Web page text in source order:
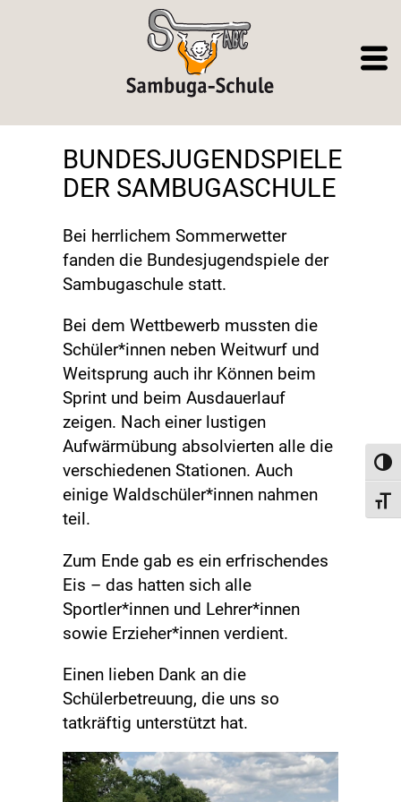
BUNDESJUGENDSPIELE
DER SAMBUGASCHULE
Bei herrlichem Sommerwetter
fanden die Bundesjugendspiele der
Sambugaschule statt.
Bei dem Wettbewerb mussten die
Schüler*innen neben Weitwurf und
Weitsprung auch ihr Können beim
Sprint und beim Ausdauerlauf
zeigen. Nach einer lustigen
Aufwärmübung absolvierten alle die
verschiedenen Stationen. Auch
einige Waldschüler*innen nahmen
teil.
Zum Ende gab es ein erfrischendes
Eis – das hatten sich alle
Sportler*innen und Lehrer*innen
sowie Erzieher*innen verdient.
Einen lieben Dank an die
Schülerbetreuung, die uns so
tatkräftig unterstützt hat.